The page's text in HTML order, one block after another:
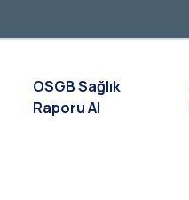
OSGB Sağlık
Raporu Al